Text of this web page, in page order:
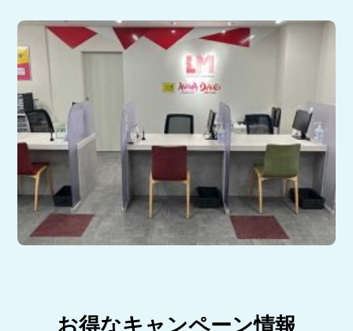
お得なキャンペーン情報